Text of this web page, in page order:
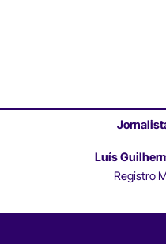
Luís
Registro